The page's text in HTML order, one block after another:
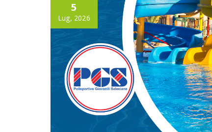
5
Lug, 2026